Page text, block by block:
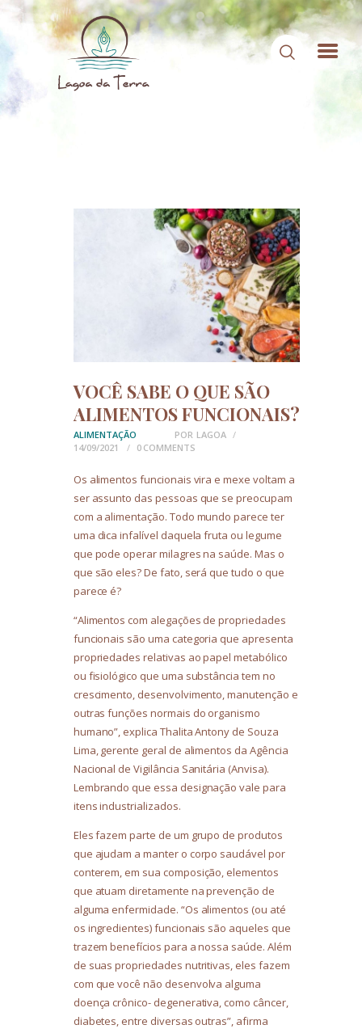
ÁREA DE MEMBROS
VOCÊ SABE O QUE SÃO
ALIMENTOS FUNCIONAIS?
ALIMENTAÇÃO POR LAGOA
14/09/2021
0 COMMENTS
Os alimentos funcionais vira e mexe voltam a
ser assunto das pessoas que se preocupam
com a alimentação. Todo mundo parece ter
uma dica infalível daquela fruta ou legume
que pode operar milagres na saúde. Mas o
que são eles? De fato, será que tudo o que
parece é?
“Alimentos com alegações de propriedades
funcionais são uma categoria que apresenta
propriedades relativas ao papel metabólico
ou fisiológico que uma substância tem no
crescimento, desenvolvimento, manutenção e
outras funções normais do organismo
humano”, explica Thalita Antony de Souza
Lima, gerente geral de alimentos da Agência
Nacional de Vigilância Sanitária (Anvisa).
Lembrando que essa designação vale para
itens industrializados.
Eles fazem parte de um grupo de produtos
que ajudam a manter o corpo saudável por
conterem, em sua composição, elementos
que atuam diretamente na prevenção de
alguma enfermidade. “Os alimentos (ou até
os ingredientes) funcionais são aqueles que
trazem benefícios para a nossa saúde. Além
de suas propriedades nutritivas, eles fazem
com que você não desenvolva alguma
doença crônico- degenerativa, como câncer,
diabetes, entre diversas outras”, afirma